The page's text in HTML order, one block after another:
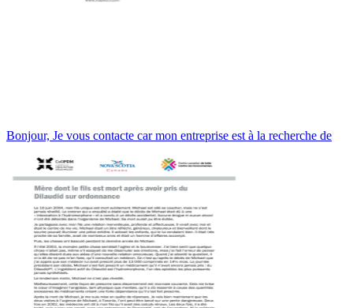
Bonjour, Je vous contacte car mon entreprise est à la recherche de